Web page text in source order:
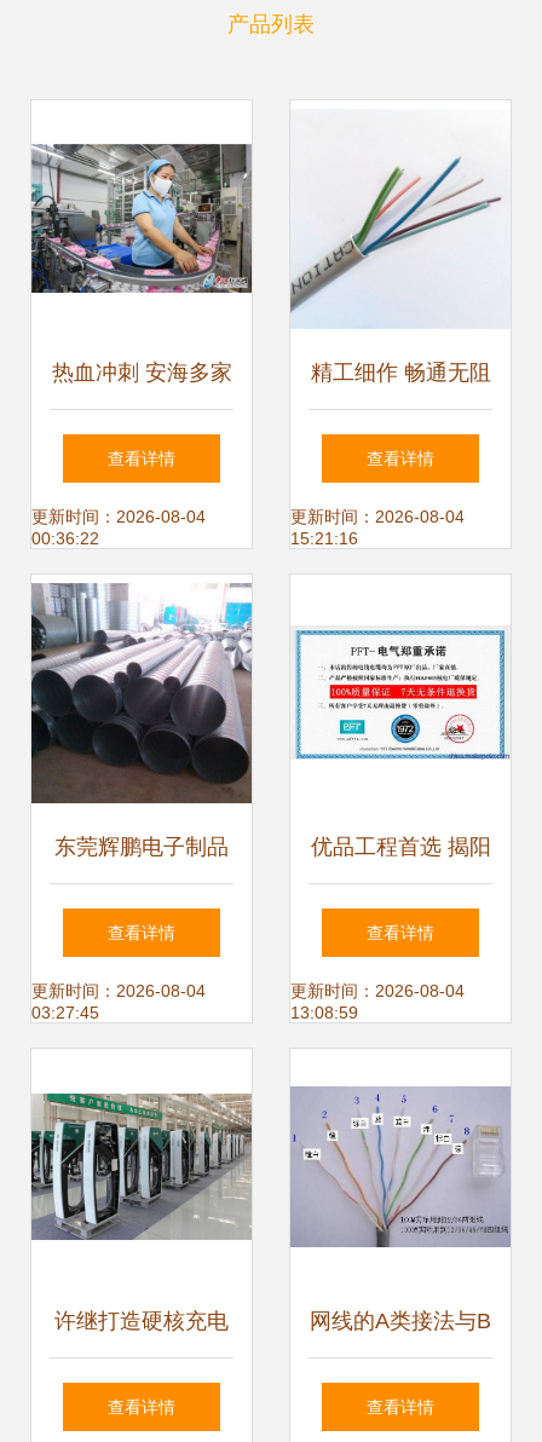
产品列表
热血冲刺 安海多家
企业“火力全开”迎
开门红，订单爆满
已是下半场
查看详情
更新时间：2026-08-04
00:36:22
精工细作 畅通无阻
葛芳1米白色铜铝
六类网线评测
查看详情
更新时间：2026-08-04
15:21:16
东莞辉鹏电子制品
厂 专注接线端子与
网络线加工定制的
查看详情
更新时间：2026-08-04
03:27:45
优品工程首选 揭阳
市特级防水防腐室
外双护套网线及电
查看详情
更新时间：2026-08-04
13:08:59
许继打造硬核充电
桩 助力新基建网络
查看详情
网线的A类接法与B
类接法详解
查看详情